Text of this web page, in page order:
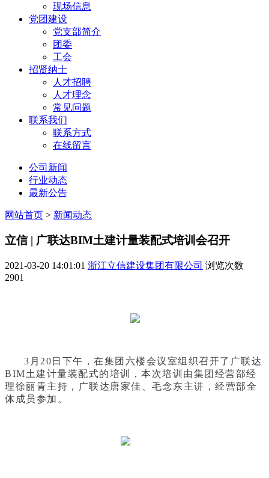
现场信息
党团建设
党支部简介
团委
工会
招贤纳士
人才招聘
人才理念
常见问题
联系我们
联系方式
在线留言
公司新闻
行业动态
最新公告
网站首页 > 新闻动态
立信 | 广联达BIM土建计量装配式培训会召开
2021-03-20 14:01:01 浙江立信建设集团有限公司 浏览次数
2901
3月20日下午，在集团六楼会议室组织召开了广联达
BIM土建计量装配式的培训，本次培训由集团经营部经
理徐丽青主持，广联达唐家佳、毛念东主讲，经营部全
体成员参加。